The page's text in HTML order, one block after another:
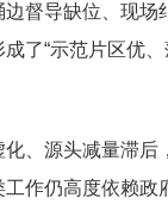
督导缺位、现场
了“示范片区优
化、源头减量滞后
作仍高度依赖政